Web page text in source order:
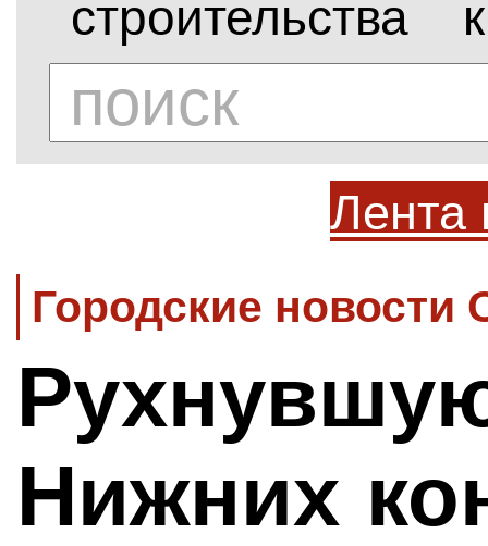
строительства
Лента
Городские новости
Нижних